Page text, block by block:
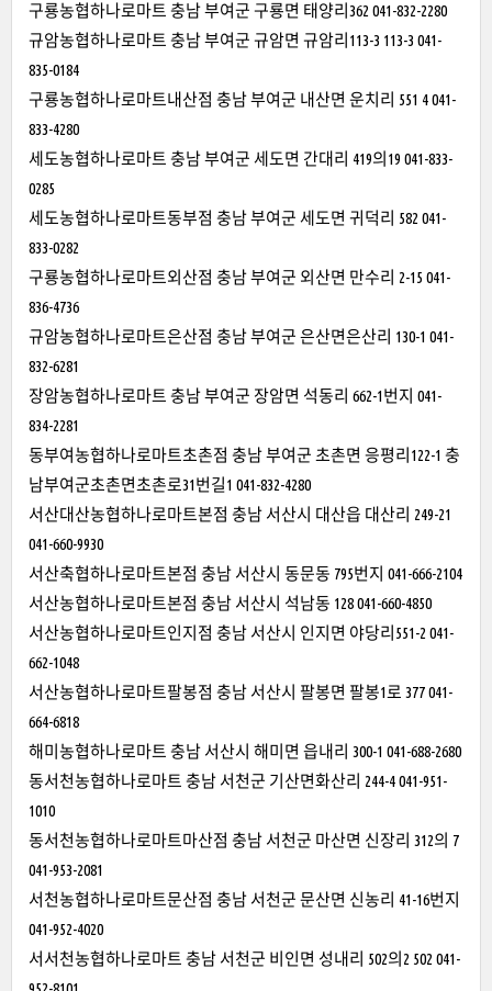
구룡농협하나로마트 충남 부여군 구룡면 태양리362 041-832-2280
규암농협하나로마트 충남 부여군 규암면 규암리113-3 113-3 041-
835-0184
구룡농협하나로마트내산점 충남 부여군 내산면 운치리 551 4 041-
833-4280
세도농협하나로마트 충남 부여군 세도면 간대리 419의19 041-833-
0285
세도농협하나로마트동부점 충남 부여군 세도면 귀덕리 582 041-
833-0282
구룡농협하나로마트외산점 충남 부여군 외산면 만수리 2-15 041-
836-4736
규암농협하나로마트은산점 충남 부여군 은산면은산리 130-1 041-
832-6281
장암농협하나로마트 충남 부여군 장암면 석동리 662-1번지 041-
834-2281
동부여농협하나로마트초촌점 충남 부여군 초촌면 응평리122-1 충
남부여군초촌면초촌로31번길1 041-832-4280
서산대산농협하나로마트본점 충남 서산시 대산읍 대산리 249-21
041-660-9930
서산축협하나로마트본점 충남 서산시 동문동 795번지 041-666-2104
서산농협하나로마트본점 충남 서산시 석남동 128 041-660-4850
서산농협하나로마트인지점 충남 서산시 인지면 야당리551-2 041-
662-1048
서산농협하나로마트팔봉점 충남 서산시 팔봉면 팔봉1로 377 041-
664-6818
해미농협하나로마트 충남 서산시 해미면 읍내리 300-1 041-688-2680
동서천농협하나로마트 충남 서천군 기산면화산리 244-4 041-951-
1010
동서천농협하나로마트마산점 충남 서천군 마산면 신장리 312의 7
041-953-2081
서천농협하나로마트문산점 충남 서천군 문산면 신농리 41-16번지
041-952-4020
서서천농협하나로마트 충남 서천군 비인면 성내리 502의2 502 041-